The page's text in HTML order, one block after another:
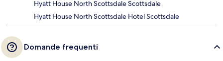
Hyatt House North Scottsdale Scottsdale
Hyatt House North Scottsdale Hotel Scottsdale
Domande frequenti